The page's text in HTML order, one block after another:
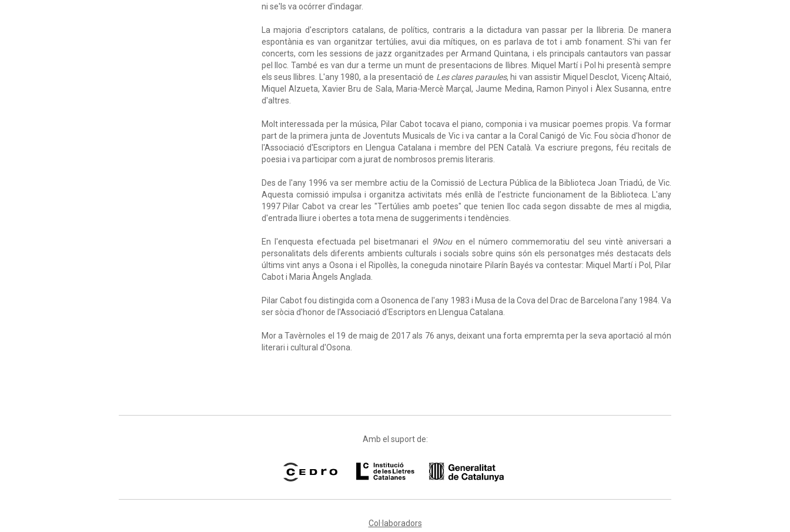
ni se'ls va ocórrer d'indagar.
La majoria d'escriptors catalans, de polítics, contraris a la dictadura van passar per la llibreria. De manera
espontània es van organitzar tertúlies, avui dia mítiques, on es parlava de tot i amb fonament. S'hi van fer
concerts, com les sessions de jazz organitzades per Armand Quintana, i els principals cantautors van passar
pel lloc. També es van dur a terme un munt de presentacions de llibres. Miquel Martí i Pol hi presentà sempre
els seus llibres. L'any 1980, a la presentació de Les clares paraules, hi van assistir Miquel Desclot, Vicenç Altaió,
Miquel Alzueta, Xavier Bru de Sala, Maria-Mercè Marçal, Jaume Medina, Ramon Pinyol i Àlex Susanna, entre
d'altres.
Molt interessada per la música, Pilar Cabot tocava el piano, componia i va musicar poemes propis. Va formar
part de la primera junta de Joventuts Musicals de Vic i va cantar a la Coral Canigó de Vic. Fou sòcia d'honor de
l'Associació d'Escriptors en Llengua Catalana i membre del PEN Català. Va escriure pregons, féu recitals de
poesia i va participar com a jurat de nombrosos premis literaris.
Des de l'any 1996 va ser membre actiu de la Comissió de Lectura Pública de la Biblioteca Joan Triadú, de Vic.
Aquesta comissió impulsa i organitza activitats més enllà de l’estricte funcionament de la Biblioteca. L'any
1997 Pilar Cabot va crear les "Tertúlies amb poetes" que tenien lloc cada segon dissabte de mes al migdia,
d'entrada lliure i obertes a tota mena de suggeriments i tendències.
En l'enquesta efectuada pel bisetmanari el 9Nouen el número commemoratiu del seu vintè aniversari a
personalitats dels diferents ambients culturals i socials sobre quins són els personatges més destacats dels
últims vint anys a Osona i el Ripollès, la coneguda ninotaire Pilarín Bayés va contestar: Miquel Martí i Pol, Pilar
Cabot i Maria Àngels Anglada.
Pilar Cabot fou distingida com a Osonenca de l'any 1983 i Musa de la Cova del Drac de Barcelona l'any 1984. Va
ser sòcia d'honor de l'Associació d'Escriptors en Llengua Catalana.
Mor a Tavèrnoles el 19 de maig de 2017 als 76 anys, deixant una forta empremta per la seva aportació al món
literari i cultural d'Osona.
Amb el suport de:
Col·laboradors